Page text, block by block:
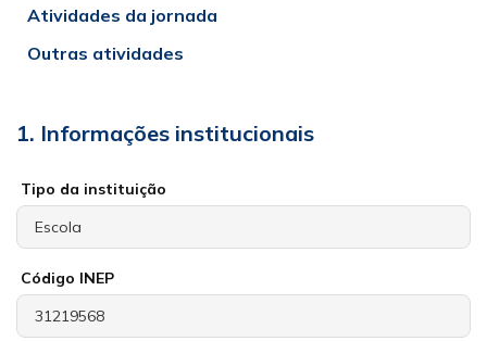
Atividades da jornada
Outras atividades
1. Informações institucionais
Tipo da instituição
Código INEP